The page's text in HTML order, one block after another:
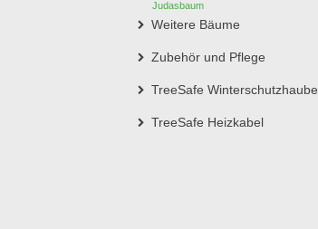
Judasbaum
Weitere Bäume
Zubehör und Pflege
TreeSafe Winterschutzhaube
TreeSafe Heizkabel